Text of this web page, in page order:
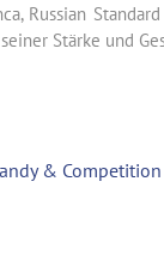
Russian
Stärke und
& Competition